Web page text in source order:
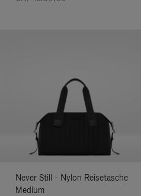
Never Still - Nylon Reisetasche
Medium